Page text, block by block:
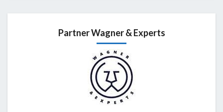
Partner Wagner & Experts